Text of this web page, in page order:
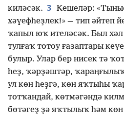
киләсәк. 3 Кешеләр:
хәүефһеҙлек!» — тип әйтеп
ҡапыл юҡ ителәсәк. Был
тулғаҡ тотоу ғазаптары
булыр. Улар бер нисек тә
һеҙ, ҡәрҙәштәр,
ул көн һеҙгә, көн яҡтыһы
тотҡандай, көтмәгәндә
бөтәгеҙ ҙә яҡтылыҡ һәм